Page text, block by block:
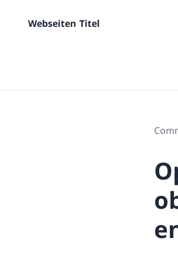
Webseiten Titel